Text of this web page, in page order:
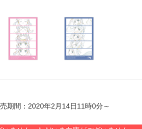
期間：2020年2月14日11時0分～